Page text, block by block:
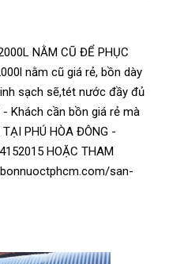
NẰM CŨ ĐỂ PHỤC
nằm cũ giá rẻ, bồn dày
sạch sẽ,tét nước đầy đủ
Khách cần bồn giá rẻ mà
PHÚ HÒA ĐÔNG -
HOẶC THAM
san-